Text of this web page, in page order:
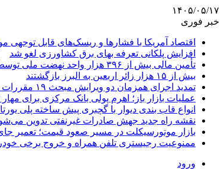
۱۴۰۵/۰۵/۱۷
خبر فوری
اقتصاد آمریکا با فشارها و ریسک‌های قابل توجهی
افزایش پلکانی تعرفه بهای برق کشاورزی لغو شد
تأمین مالی بیش از ۳۹۶ هزار واحد نهضت ملی توسط بانک مسکن
بیش از ۱۵ هزار زائر اربعین به البرز بازگشتند
تمدید اجرای همزمان دو ویرایش مبحث ۱۹ مقررات ملی ساختمان تا پایان سال
عملیات بازار باز؛ اهرم پولی بانک مرکزی برای مهار
انواع قاب بندی دیوار با گچبری پیش ساخته پلی
نقشه راه جدید جهش صادرات غیرنفتی تدوین
بازار موتورسیکلت در مسیر صعود قیمت؛ تعمیر
ممنوعیت رجیستری تلفن همراه و خروج برخی
ورود